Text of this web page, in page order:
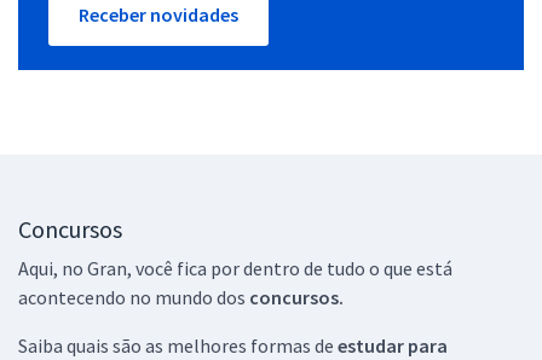
Receber novidades
Concursos
Aqui, no Gran, você fica por dentro de tudo o que está
acontecendo no mundo dos concursos.
Saiba quais são as melhores formas de estudar para